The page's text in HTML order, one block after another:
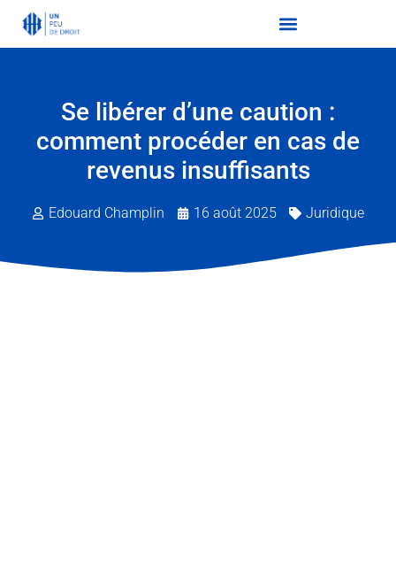
Se libérer d’une caution :
comment procéder en cas de
revenus insuffisants
Edouard Champlin 16 août 2025 Juridique